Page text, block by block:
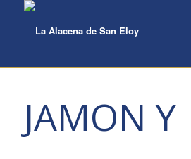
JAMON Y